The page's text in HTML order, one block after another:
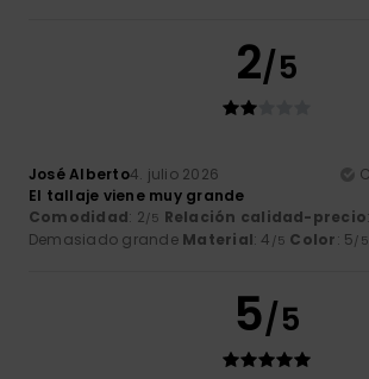
2/5
José Alberto4. julio 2026
El tallaje viene muy grande
Comodidad: 2/5 Relación calidad-precio
Demasiado grande Material: 4 /5 Color: 5/5
5/5